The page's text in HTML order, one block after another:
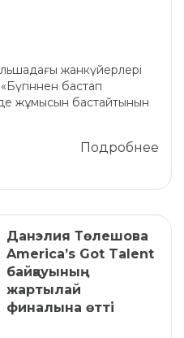
жанкүйерлері
бастап
жұмысын бастайтынын
Подробнее
Данэлия Төлешова
America’s Got Talent
байқауының
жартылай
финалына өтті